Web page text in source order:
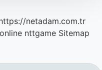
netadam.com.tr
nttgame Sitemap